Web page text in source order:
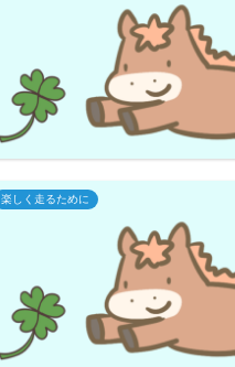
楽しく走るために